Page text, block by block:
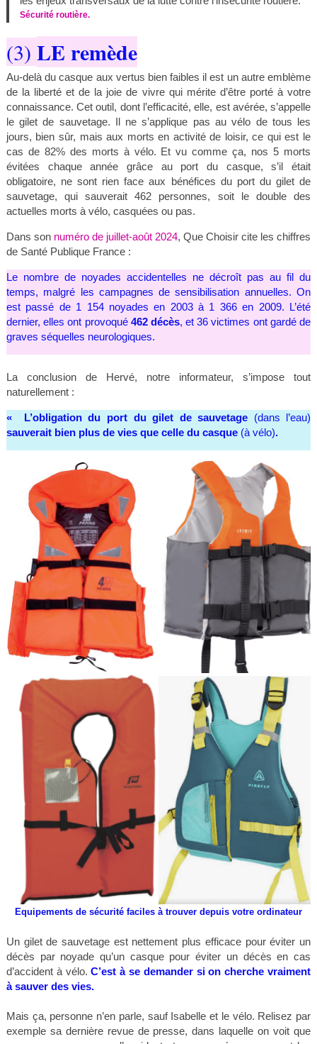
Sécurité routière.
(3) LE remède
Au-delà du casque aux vertus bien faibles il est un autre emblème
de la liberté et de la joie de vivre qui mérite d’être porté à votre
connaissance. Cet outil, dont l’efficacité, elle, est avérée, s’appelle
le gilet de sauvetage. Il ne s’applique pas au vélo de tous les
jours, bien sûr, mais aux morts en activité de loisir, ce qui est le
cas de 82% des morts à vélo. Et vu comme ça, nos 5 morts
évitées chaque année grâce au port du casque, s’il était
obligatoire, ne sont rien face aux bénéfices du port du gilet de
sauvetage, qui sauverait 462 personnes, soit le double des
actuelles morts à vélo, casquées ou pas.
Dans son numéro de juillet-août 2024, Que Choisir cite les chiffres
de Santé Publique France :
Le nombre de noyades accidentelles ne décroît pas au fil du
temps, malgré les campagnes de sensibilisation annuelles. On
est passé de 1 154 noyades en 2003 à 1 366 en 2009. L’été
dernier, elles ont provoqué 462 décès, et 36 victimes ont gardé de
graves séquelles neurologiques.
La conclusion de Hervé, notre informateur, s’impose tout
naturellement :
« L’obligation du port du gilet de sauvetage (dans l’eau)
sauverait bien plus de vies que celle du casque (à vélo).
Equipements de sécurité faciles à trouver depuis votre ordinateur
Un gilet de sauvetage est nettement plus efficace pour éviter un
décès par noyade qu’un casque pour éviter un décès en cas
d’accident à vélo.C’est à se demander si on cherche vraiment
à sauver des vies.
Mais ça, personne n’en parle, sauf Isabelle et le vélo. Relisez par
exemple sa dernière revue de presse, dans laquelle on voit que